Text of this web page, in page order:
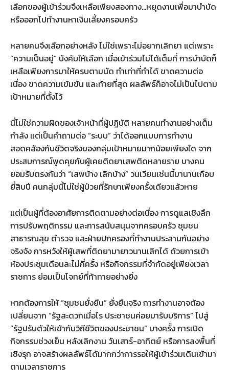
เลือกของผู้เข้าร่วมจึงเหลือเพียงสองทาง…หยุดงานเพื่อมาบำบัด
หรือออกไปทำงานหาเงินเลี้ยงครอบครัว
หลายคนจึงเลือกอย่างหลัง ไม่ใช่เพราะไม่อยากเลิกยา แต่เพราะ
“ความเป็นอยู่” บังคับให้เลือก เมื่อเข้าร่วมไม่ได้เต็มที่ การบำบัดก็
เหลือเพียงการมาให้ครบตามนัด ทำเท่าที่ทำได้ ขาดความต่อ
เนื่อง ขาดความเข้มข้น และท้ายที่สุด ผลลัพธ์ก็อาจไม่เป็นไปตาม
เป้าหมายที่ตั้งไว้
นี่ไม่ใช่ความผิดของเจ้าหน้าที่ผู้ปฏิบัติ หลายคนทำงานอย่างเต็ม
กำลัง แต่เป็นคำถามต่อ “ระบบ” ว่าได้ออกแบบการทำงาน
สอดคล้องกับชีวิตจริงของกลุ่มเป้าหมายมากน้อยเพียงใด จาก
ประสบการณ์พูดคุยกับผู้เคยติดยาเสพติดหลายราย บางคน
ยอมรับตรงกันว่า “เสพบ้าง เลิกบ้าง” วนเวียนเช่นนี้มานานเกือบ
ยี่สิบปี คนกลุ่มนี้ไม่ใช่ผู้ป่วยที่รักษาเพียงครั้งเดียวแล้วหาย
แต่เป็นผู้ที่ต้องอาศัยการติดตามอย่างต่อเนื่อง การดูแลเชิงลึก
การปรับพฤติกรรม และการสนับสนุนจากครอบครัว ชุมชน
สาธารณสุข ตำรวจ และฝ่ายปกครองที่ทำงานประสานกันอย่าง
จริงจัง การหวังให้ผู้เสพที่ติดยามายาวนานเลิกได้ ด้วยการเข้า
ห้องประชุมเดือนละไม่กี่ครั้ง หรือกิจกรรมที่จำกัดอยู่เพียงเวลา
ราชการ ย่อมเป็นโจทย์ที่ท้าทายอย่างยิ่ง
หากต้องการให้ “ชุมชนยั่งยืน” ยั่งยืนจริง การทำงานอาจต้อง
เปลี่ยนจาก “รัฐสะดวกเมื่อไร ประชาชนค่อยมารับบริการ” ไปสู่
“รัฐปรับตัวให้เข้ากับวิถีชีวิตของประชาชน” บางครั้ง การเปิด
กิจกรรมช่วงเย็น หลังเลิกงาน วันเสาร์-อาทิตย์ หรือการลงพื้นที่
เชิงรุก อาจสร้างผลลัพธ์ได้มากกว่าการรอให้ผู้เข้าร่วมเดินเข้ามา
ตามเวลาราชการ